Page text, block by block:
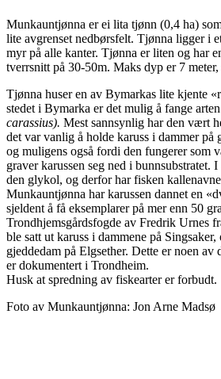
Munkauntjønna er ei lita tjønn (0,4 ha)
lite avgrenset nedbørsfelt. Tjønna ligger i
myr på alle kanter. Tjønna er liten og har
tverrsnitt på 30-50m. Maks dyp er 7
Tjønna huser en av Bymarkas lite kjente
stedet i Bymarka er det mulig å fange
carassius). Mest sannsynlig har den vært
det var vanlig å holde karuss i dammer på
og muligens også fordi den fungerer som
graver karussen seg ned i bunnsubstratet.
den glykol, og derfor har fisken
Munkauntjønna har karussen dannet en
sjeldent å få eksemplarer på mer enn 50
Trondhjemsgårdsfogde av Fredrik Urnes
ble satt ut karuss i dammene på
gjeddedam på Elgsether. Dette er noen av
er dokumentert i Trondheim.
Husk at spredning av fiskearter er forbudt.
Foto av Munkauntjønna: Jon Arne Madsø